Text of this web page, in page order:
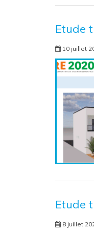
Etude
10 juillet
Etude
8 juillet